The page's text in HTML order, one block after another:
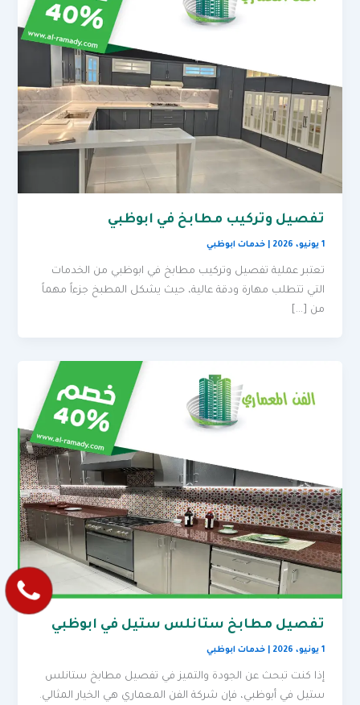
تفصيل وتركيب مطابخ في ابوظبي
1 يونيو، 2026 |خدمات ابوظبي
تعتبر عملية تفصيل وتركيب مطابخ في ابوظبي من الخدمات
التي تتطلب مهارة ودقة عالية، حيث يشكل المطبخ جزءاً مهماً
من […]
تفصيل مطابخ ستانلس ستيل في ابوظبي
1 يونيو، 2026 |خدمات ابوظبي
إذا كنت تبحث عن الجودة والتميز في تفصيل مطابخ ستانلس
ستيل في أبوظبي، فإن شركة الفن المعماري هي الخيار المثالي.